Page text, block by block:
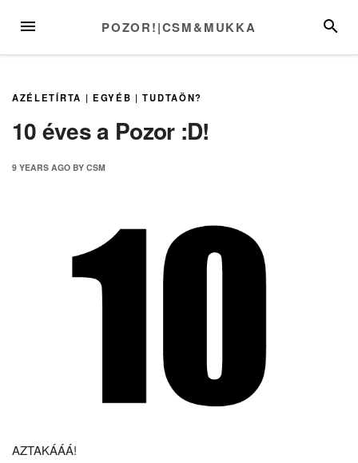
MENU POZOR!|CSM&MUKKA
AZÉLETÍRTA | EGYÉB |TUDTAÖN?
10 éves a Pozor :D!
9 YEARS AGO BY CSM
AZTAKÁÁÁ!